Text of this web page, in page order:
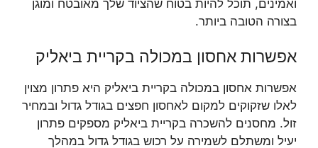
ואמינים, תוכל להיות בטוח שהציוד שלך מאובטח ומוגן
בצורה הטובה ביותר.
אפשרות אחסון במכולה בקריית ביאליק
אפשרות אחסון במכולה בקריית ביאליק היא פתרון מצוין
לאלו שזקוקים למקום לאחסון חפצים בגודל גדול ובמחיר
זול. מחסנים להשכרה בקריית ביאליק מספקים פתרון
יעיל ומשתלם לשמירה על רכוש בגודל גדול במהלך